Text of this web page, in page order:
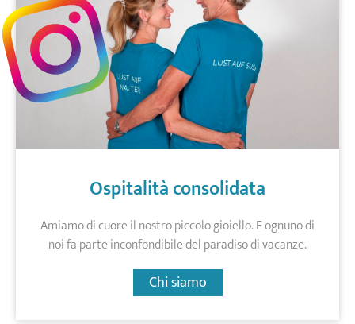
Ospitalità consolidata
Amiamo di cuore il nostro piccolo gioiello. E ognuno di
noi fa parte inconfondibile del paradiso di vacanze.
Chi siamo